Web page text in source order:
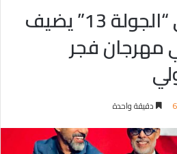
الفيلم التونسي “الجولة 13” يضيف
مهرجان فجر
دقيقة واحدة